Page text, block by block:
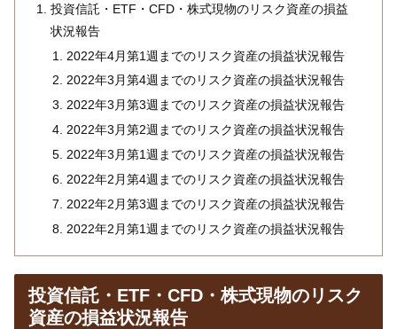
投資信託・ETF・CFD・株式現物のリスク資産の損益
状況報告
2022年4月第1週までのリスク資産の損益状況報告
2022年3月第4週までのリスク資産の損益状況報告
2022年3月第3週までのリスク資産の損益状況報告
2022年3月第2週までのリスク資産の損益状況報告
2022年3月第1週までのリスク資産の損益状況報告
2022年2月第4週までのリスク資産の損益状況報告
2022年2月第3週までのリスク資産の損益状況報告
2022年2月第1週までのリスク資産の損益状況報告
投資信託・ETF・CFD・株式現物のリスク
資産の損益状況報告